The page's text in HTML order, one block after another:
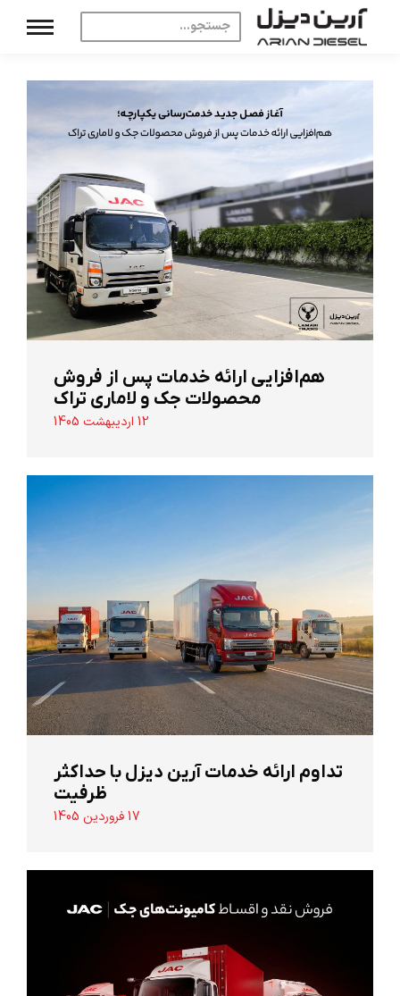
هم‌افزایی ارائه خدمات پس از فروش
محصولات جک و لاماری تراک
12 اردیبهشت 1405
تداوم ارائه خدمات آرین دیزل با حداکثر
ظرفیت
17 فروردین 1405